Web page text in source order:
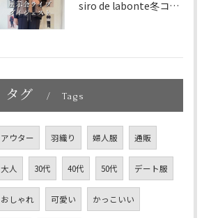
siro de labonte冬コレクション展示会ライブダイ...
タグ Tags
アウター 羽織り 婦人服 通販
大人 30代 40代 50代 デート服
おしゃれ 可愛い かっこいい